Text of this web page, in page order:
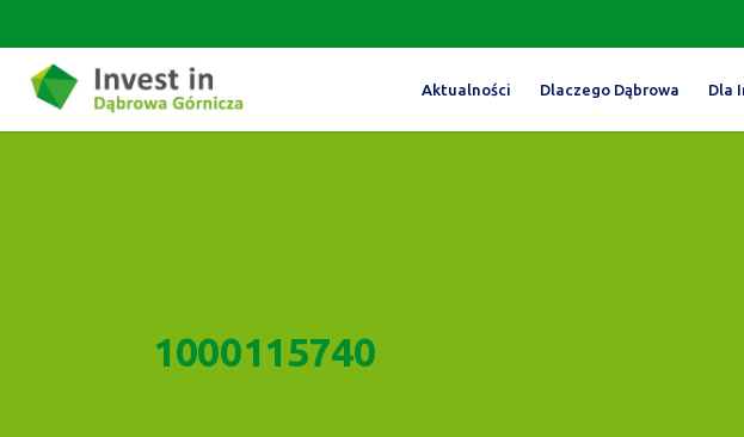
Aktualności Dlaczego Dąbrowa Dla
1000115740